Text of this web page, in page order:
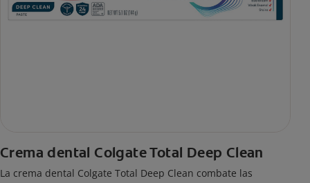
Crema dental Colgate Total Deep Clean
La crema dental Colgate Total Deep Clean combate las